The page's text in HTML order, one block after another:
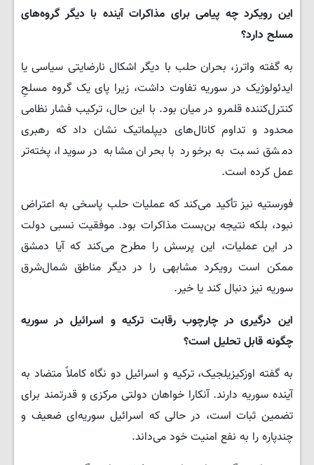
این رویکرد چه پیامی برای مذاکرات آینده با دیگر گروه‌های
مسلح دارد؟
به گفته واترز، بحران حلب با دیگر اشکال نارضایتی سیاسی یا
ایدئولوژیک در سوریه تفاوت داشت، زیرا پای یک گروه مسلحِ
کنترل‌کننده قلمرو در میان بود. با این حال، ترکیب فشار نظامی
محدود و تداوم کانال‌های دیپلماتیک نشان داد که رهبری
دمشق نسبت به برخورد با بحران مشابه در سویدا، پخته‌تر
عمل کرده است.
فورستیه نیز تأکید می‌کند که عملیات حلب پاسخی به اعتراض
نبود، بلکه نتیجه بن‌بست مذاکرات بود. موفقیت نسبی دولت
در این عملیات، این پرسش را مطرح می‌کند که آیا دمشق
ممکن است رویکرد مشابهی را در دیگر مناطق شمال‌شرق
سوریه نیز دنبال کند یا خیر.
این درگیری در چارچوب رقابت ترکیه و اسرائیل در سوریه
چگونه قابل تحلیل است؟
به گفته اوزکیزیلجیک، ترکیه و اسرائیل دو نگاه کاملاً متضاد به
آینده سوریه دارند. آنکارا خواهان دولتی مرکزی و قدرتمند برای
تضمین ثبات است، در حالی که اسرائیل سوریه‌ای ضعیف و
چندپاره را به نفع امنیت خود می‌داند.